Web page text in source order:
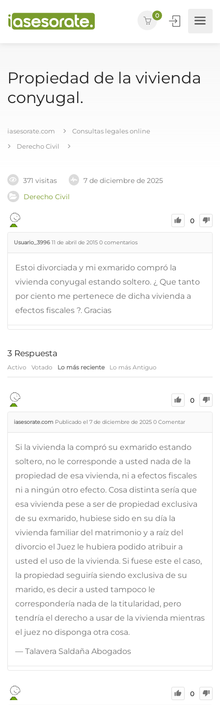
0
Propiedad de la vivienda
conyugal.
iasesorate.com
Consultas legales online
Derecho Civil
371 visitas
7 de diciembre de 2025
Derecho Civil
0
Usuario_3996 11 de abril de 2015 0 comentarios
Estoi divorciada y mi exmarido compró la
vivienda conyugal estando soltero. ¿ Que tanto
por ciento me pertenece de dicha vivienda a
efectos fiscales ?. Gracias
3 Respuesta
Activo Votado Lo más reciente Lo más Antiguo
0
iasesorate.com Publicado el 7 de diciembre de 2025 0 Comentar
Si la vivienda la compró su exmarido estando
soltero, no le corresponde a usted nada de la
propiedad de esa vivienda, ni a efectos fiscales
ni a ningún otro efecto. Cosa distinta sería que
esa vivienda pese a ser de propiedad exclusiva
de su exmarido, hubiese sido en su día la
vivienda familiar del matrimonio y a raíz del
divorcio el Juez le hubiera podido atribuir a
usted el uso de la vivienda. Si fuese este el caso,
la propiedad seguiría siendo exclusiva de su
marido, es decir a usted tampoco le
correspondería nada de la titularidad, pero
tendría el derecho a usar de la vivienda mientras
el juez no disponga otra cosa.
— Talavera Saldaña Abogados
0